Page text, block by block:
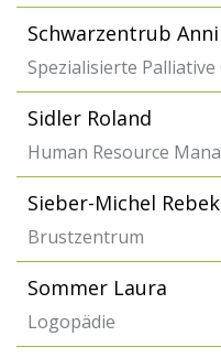
Schwarzentrub
Spezialisierte Palliative
Sidler Roland
Human Resource
Sieber-Michel
Brustzentrum
Sommer Laura
Logopädie